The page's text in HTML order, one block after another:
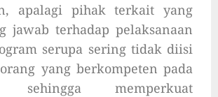
apalagi pihak terkait yang
jawab terhadap pelaksanaan
serupa sering tidak diisi
yang berkompeten pada
sehingga memperkuat